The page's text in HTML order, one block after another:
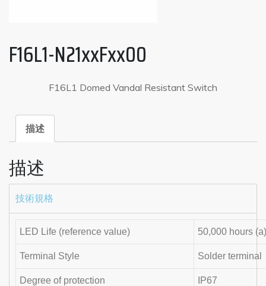
F16L1-N21xxFxx00
F16L1 Domed Vandal Resistant Switch
描述
描述
技術規格
LED Life (reference value) 50,000 hours
Terminal Style Solder terminal
Degree of protection IP67